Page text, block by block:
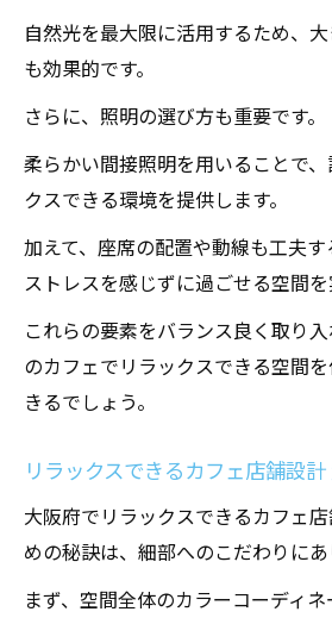
自然光を最大限に活用するため、
も効果的です。
さらに、照明の選び方も重要です。
柔らかい間接照明を用いることで
クスできる環境を提供します。
加えて、座席の配置や動線も工夫
ストレスを感じずに過ごせる空間を
これらの要素をバランス良く取り
のカフェでリラックスできる空間
きるでしょう。
リラックスできるカフェ店舗設
大阪府でリラックスできるカフェ
めの秘訣は、細部へのこだわりにあ
まず、空間全体のカラーコーディネ